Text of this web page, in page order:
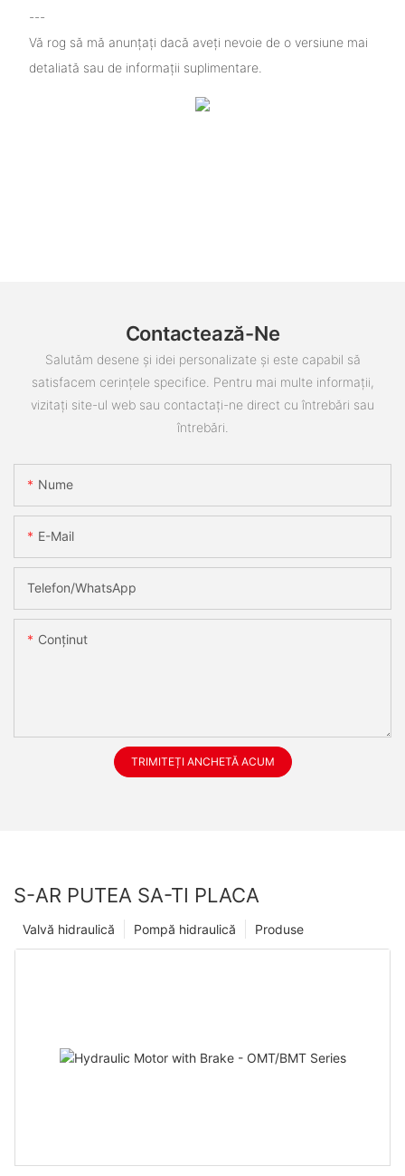
---
Vă rog să mă anunțați dacă aveți nevoie de o versiune mai
detaliată sau de informații suplimentare.
Contactează-Ne
Salutăm desene și idei personalizate și este capabil să
satisfacem cerințele specifice. Pentru mai multe informații,
vizitați site-ul web sau contactați-ne direct cu întrebări sau
întrebări.
Nume
E-Mail
Telefon/WhatsApp
Conţinut
TRIMITEȚI ANCHETĂ ACUM
S-AR PUTEA SA-TI PLACA
Produse
Pompă hidraulică
Valvă hidraulică